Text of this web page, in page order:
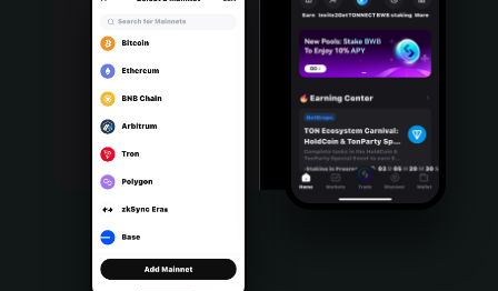
Português (Portugal)
Bahasa Indonesia
Português (Brasil)
Español (Argentina)